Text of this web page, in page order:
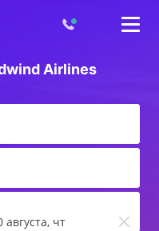
Airlines
августа, чт